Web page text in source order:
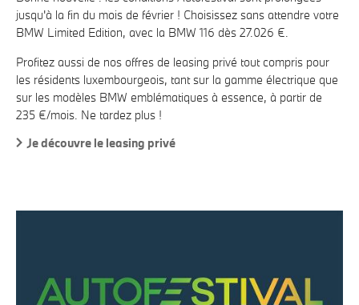
jusqu'à la fin du mois de février ! Choisissez sans attendre votre
BMW Limited Edition, avec la BMW 116 dès 27.026 €.
Profitez aussi de nos offres de leasing privé tout compris pour
les résidents luxembourgeois, tant sur la gamme électrique que
sur les modèles BMW emblématiques à essence, à partir de
235 €/mois. Ne tardez plus !
Je découvre le leasing privé